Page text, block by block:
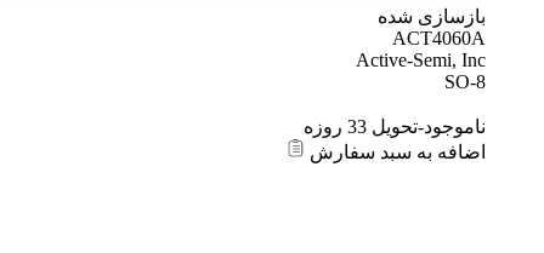
بازسازی شده
ACT4060A
Active-Semi, Inc
SO-8
ناموجود-تحویل 33 روزه
اضافه به سبد سفارش